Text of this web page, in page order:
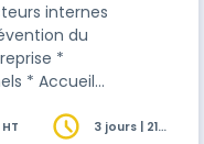
internes
du
*
* Accueil
à
3 jours | 21